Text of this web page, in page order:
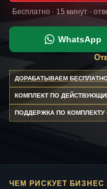
Бесплатно · 15 минут ·
WhatsApp
ДОРАБАТЫВАЕМ
КОМПЛЕКТ ПО
ПОДДЕРЖКА ПО КОМПЛЕКТУ
ЧЕМ РИСКУЕТ